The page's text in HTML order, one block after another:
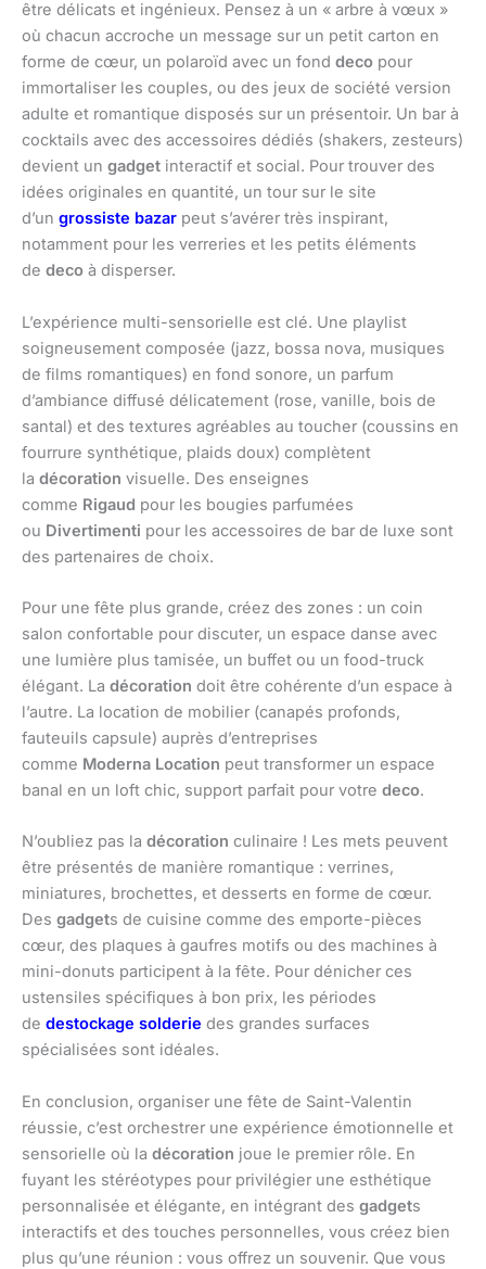
être délicats et ingénieux. Pensez à un « arbre à vœux »
où chacun accroche un message sur un petit carton en
forme de cœur, un polaroïd avec un fond deco pour
immortaliser les couples, ou des jeux de société version
adulte et romantique disposés sur un présentoir. Un bar à
cocktails avec des accessoires dédiés (shakers, zesteurs)
devient un gadget interactif et social. Pour trouver des
idées originales en quantité, un tour sur le site
d’un grossiste bazar peut s’avérer très inspirant,
notamment pour les verreries et les petits éléments
de deco à disperser.
L’expérience multi-sensorielle est clé. Une playlist
soigneusement composée (jazz, bossa nova, musiques
de films romantiques) en fond sonore, un parfum
d’ambiance diffusé délicatement (rose, vanille, bois de
santal) et des textures agréables au toucher (coussins en
fourrure synthétique, plaids doux) complètent
la décoration visuelle. Des enseignes
comme Rigaud pour les bougies parfumées
ou Divertimenti pour les accessoires de bar de luxe sont
des partenaires de choix.
Pour une fête plus grande, créez des zones : un coin
salon confortable pour discuter, un espace danse avec
une lumière plus tamisée, un buffet ou un food-truck
élégant. La décoration doit être cohérente d’un espace à
l’autre. La location de mobilier (canapés profonds,
fauteuils capsule) auprès d’entreprises
comme Moderna Location peut transformer un espace
banal en un loft chic, support parfait pour votre deco.
N’oubliez pas la décoration culinaire ! Les mets peuvent
être présentés de manière romantique : verrines,
miniatures, brochettes, et desserts en forme de cœur.
Des gadgets de cuisine comme des emporte-pièces
cœur, des plaques à gaufres motifs ou des machines à
mini-donuts participent à la fête. Pour dénicher ces
ustensiles spécifiques à bon prix, les périodes
de destockage solderie des grandes surfaces
spécialisées sont idéales.
En conclusion, organiser une fête de Saint-Valentin
réussie, c’est orchestrer une expérience émotionnelle et
sensorielle où la décoration joue le premier rôle. En
fuyant les stéréotypes pour privilégier une esthétique
personnalisée et élégante, en intégrant des gadgets
interactifs et des touches personnelles, vous créez bien
plus qu’une réunion : vous offrez un souvenir. Que vous